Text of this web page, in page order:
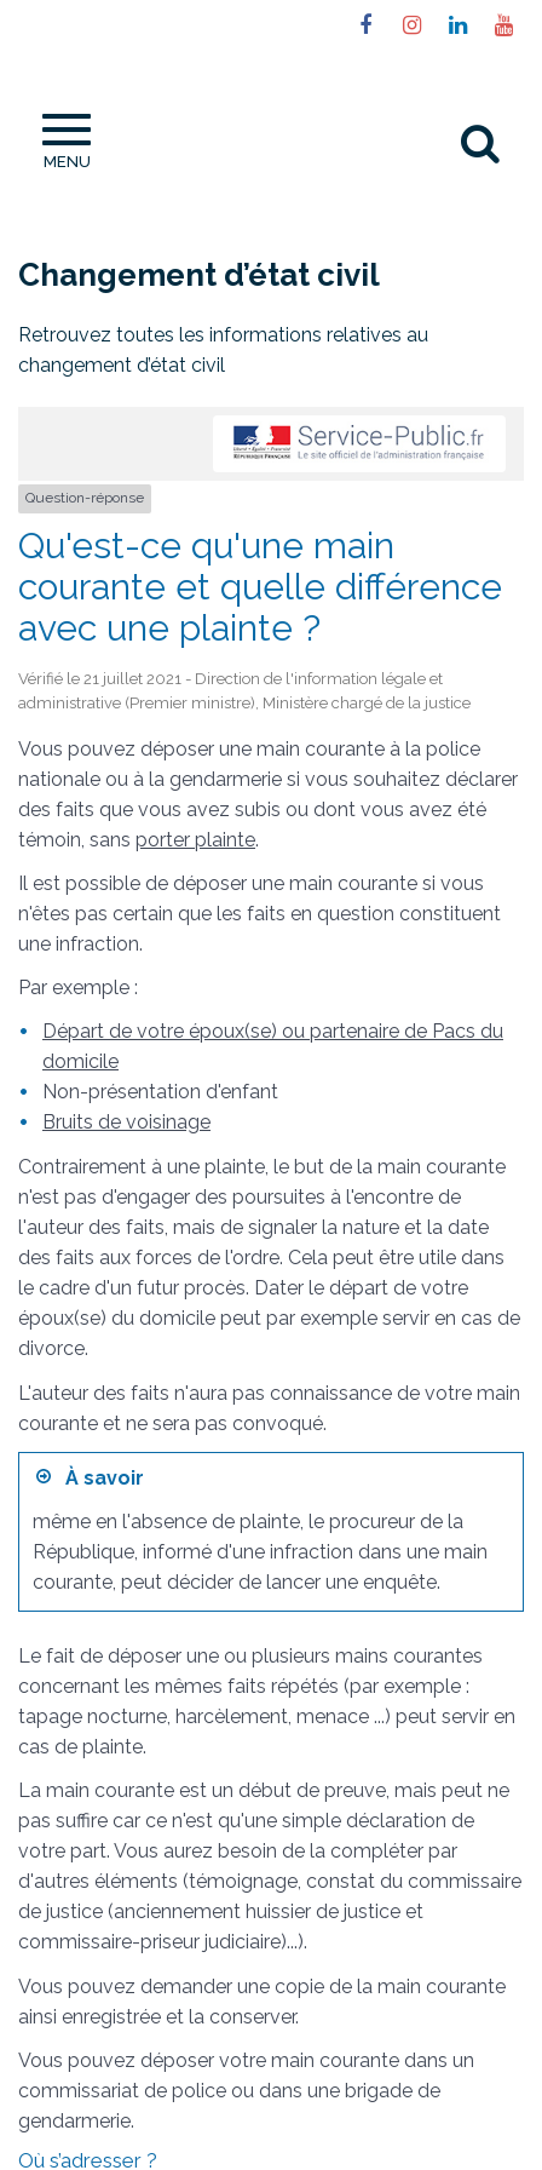
Lien
Facebook
Lien
Instagram
Lien
MENU
Changement d’état civil
Retrouvez toutes les informations relatives au
changement d’état civil
Question-réponse
Qu'est-ce qu'une main
courante et quelle différence
avec une plainte ?
Vérifié le 21 juillet 2021 - Direction de l'information légale et
administrative (Premier ministre), Ministère chargé de la justice
Vous pouvez déposer une main courante à la police
nationale ou à la gendarmerie si vous souhaitez déclarer
des faits que vous avez subis ou dont vous avez été
témoin, sans porter plainte.
Il est possible de déposer une main courante si vous
n'êtes pas certain que les faits en question constituent
une infraction.
Par exemple :
Départ de votre époux(se) ou partenaire de Pacs du
domicile
Non-présentation d'enfant
Bruits de voisinage
Contrairement à une plainte, le but de la main courante
n'est pas d'engager des poursuites à l'encontre de
l'auteur des faits, mais de signaler la nature et la date
des faits aux forces de l'ordre. Cela peut être utile dans
le cadre d'un futur procès. Dater le départ de votre
époux(se) du domicile peut par exemple servir en cas de
divorce.
L'auteur des faits n'aura pas connaissance de votre main
courante et ne sera pas convoqué.
À savoir
même en l'absence de plainte, le procureur de la
République, informé d'une infraction dans une main
courante, peut décider de lancer une enquête.
Le fait de déposer une ou plusieurs mains courantes
concernant les mêmes faits répétés (par exemple :
tapage nocturne, harcèlement, menace ...) peut servir en
cas de plainte.
La main courante est un début de preuve, mais peut ne
pas suffire car ce n'est qu'une simple déclaration de
votre part. Vous aurez besoin de la compléter par
d'autres éléments (témoignage, constat du commissaire
de justice (anciennement huissier de justice et
commissaire-priseur judiciaire)...).
Vous pouvez demander une copie de la main courante
ainsi enregistrée et la conserver.
Vous pouvez déposer votre main courante dans un
commissariat de police ou dans une brigade de
gendarmerie.
Où s’adresser ?